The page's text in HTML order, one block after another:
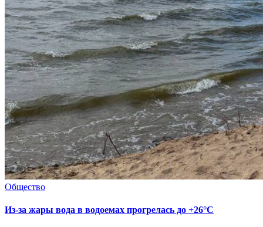
Общество
Из-за жары вода в водоемах прогрелась до +26°C